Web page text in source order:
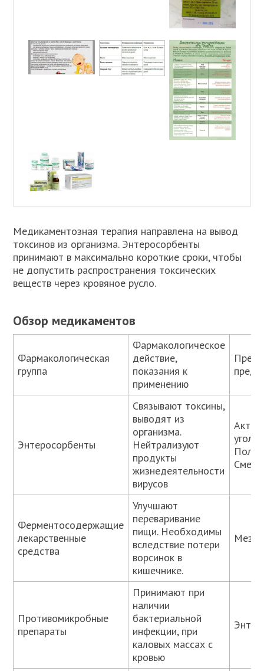
Медикаментозная терапия направлена на вывод
токсинов из организма. Энтеросорбенты
принимают в максимально короткие сроки, чтобы
не допустить распространения токсических
веществ через кровяное русло.
Обзор медикаментов
Фармакологическая
группа
Фармакологическое
действие,
показания к
применению
Энтеросорбенты
Связывают токсины,
выводят из
организма.
Нейтрализуют
продукты
жизнедеятельности
вирусов
уголь,
Ферментосодержащие
лекарственные
средства
Улучшают
переваривание
пищи. Необходимы
вследствие потери
ворсинок в
кишечнике.
Противомикробные
препараты
Принимают при
наличии
бактериальной
инфекции, при
каловых массах с
кровью